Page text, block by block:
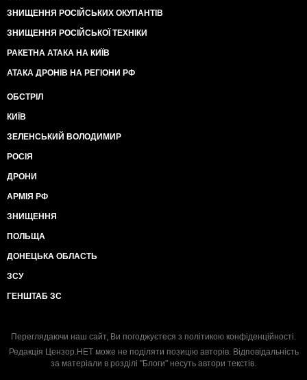
ЗНИЩЕННЯ РОСІЙСЬКИХ ОКУПАНТІВ
ЗНИЩЕННЯ РОСІЙСЬКОЇ ТЕХНІКИ
РАКЕТНА АТАКА НА КИЇВ
АТАКА ДРОНІВ НА РЕГІОНИ РФ
ОБСТРІЛ
КИЇВ
ЗЕЛЕНСЬКИЙ ВОЛОДИМИР
РОСІЯ
ДРОНИ
АРМІЯ РФ
ЗНИЩЕННЯ
ПОЛЬЩА
ДОНЕЦЬКА ОБЛАСТЬ
ЗСУ
ГЕНШТАБ ЗС
Переглядаючи наш сайт, Ви погоджуєтеся з політикою конфіденційності.
Редакція Цензор.НЕТ може не поділяти позицію авторів. Відповідальність
за матеріали в розділі "Блоги" несуть автори текстів.